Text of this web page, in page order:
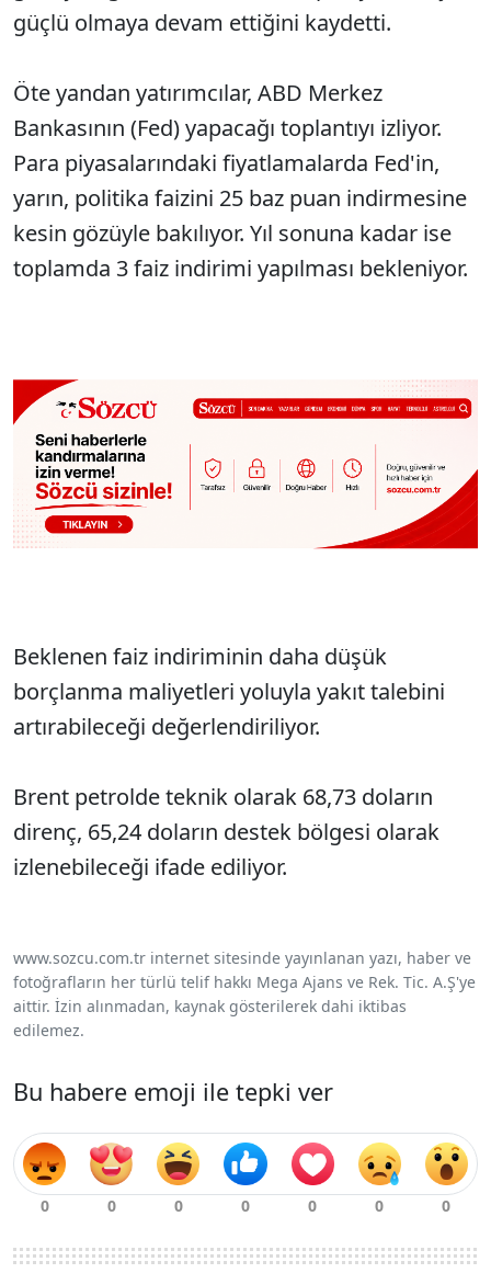
güçlü olmaya devam ettiğini kaydetti.
Öte yandan yatırımcılar, ABD Merkez
Bankasının (Fed) yapacağı toplantıyı izliyor.
Para piyasalarındaki fiyatlamalarda Fed'in,
yarın, politika faizini 25 baz puan indirmesine
kesin gözüyle bakılıyor. Yıl sonuna kadar ise
toplamda 3 faiz indirimi yapılması bekleniyor.
Beklenen faiz indiriminin daha düşük
borçlanma maliyetleri yoluyla yakıt talebini
artırabileceği değerlendiriliyor.
Brent petrolde teknik olarak 68,73 doların
direnç, 65,24 doların destek bölgesi olarak
izlenebileceği ifade ediliyor.
www.sozcu.com.tr internet sitesinde yayınlanan yazı, haber ve
fotoğrafların her türlü telif hakkı Mega Ajans ve Rek. Tic. A.Ş'ye
aittir. İzin alınmadan, kaynak gösterilerek dahi iktibas
edilemez.
Bu habere emoji ile tepki ver